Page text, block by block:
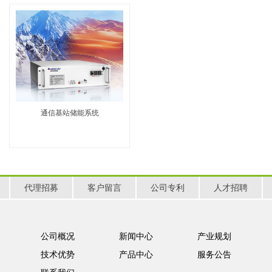
通信基站储能系统
代理招募 客户留言 公司专利 人才招聘
公司概况 新闻中心
产业规划
技术优势
产品中心
服务公告